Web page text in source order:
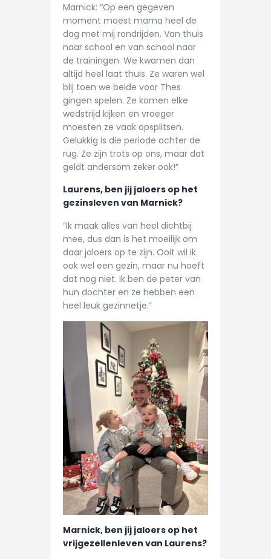
Marnick: “Op een gegeven
moment moest mama heel de
dag met mij rondrijden. Van thuis
naar school en van school naar
de trainingen. We kwamen dan
altijd heel laat thuis. Ze waren wel
blij toen we beide voor Thes
gingen spelen. Ze komen elke
wedstrijd kijken en vroeger
moesten ze vaak opsplitsen.
Gelukkig is die periode achter de
rug. Ze zijn trots op ons, maar dat
geldt andersom zeker ook!”
Laurens, ben jij jaloers op het
gezinsleven van Marnick?
“Ik maak alles van heel dichtbij
mee, dus dan is het moeilijk om
daar jaloers op te zijn. Ooit wil ik
ook wel een gezin, maar nu hoeft
dat nog niet. Ik ben de peter van
hun dochter en ze hebben een
heel leuk gezinnetje.”
Marnick, ben jij jaloers op het
vrijgezellenleven van Laurens?